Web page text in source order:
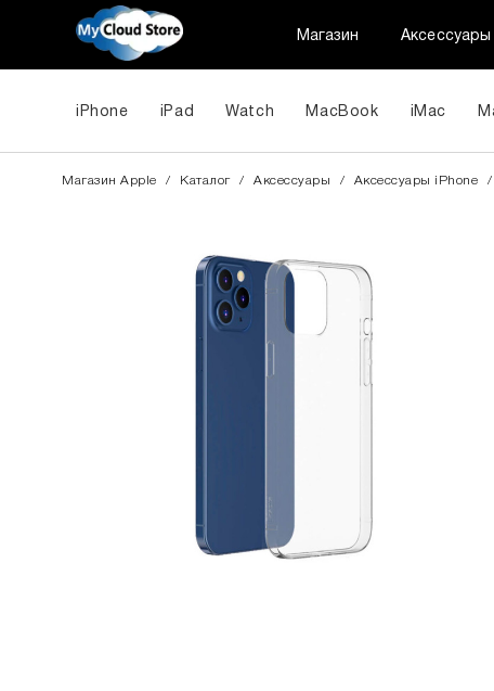
Магазин Аксессуары
iPhone iPad Watch MacBook iMac
Магазин Apple / Каталог / Аксессуары / Aксессуары iPhone /
За
Спосіб
Спосіб
або за